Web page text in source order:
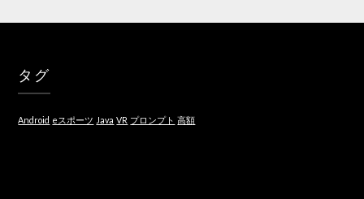
タグ
Android eスポーツ Java VR プロンプト 高額